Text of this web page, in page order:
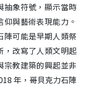
抽象符號，顯示當時
與藝術表現能力。
陣可能是早期人類祭
，改寫了人類文明起
宗教建築的興起並非
年，哥貝克力石陣